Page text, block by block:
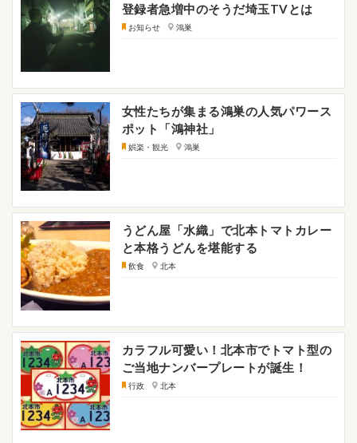
登録者急増中のそうだ埼玉TVとは
お知らせ 鴻巣
女性たちが集まる鴻巣の人気パワース
ポット「鴻神社」
娯楽・観光 鴻巣
うどん屋「水織」で北本トマトカレー
と本格うどんを堪能する
飲食 北本
カラフル可愛い！北本市でトマト型の
ご当地ナンバープレートが誕生！
行政 北本